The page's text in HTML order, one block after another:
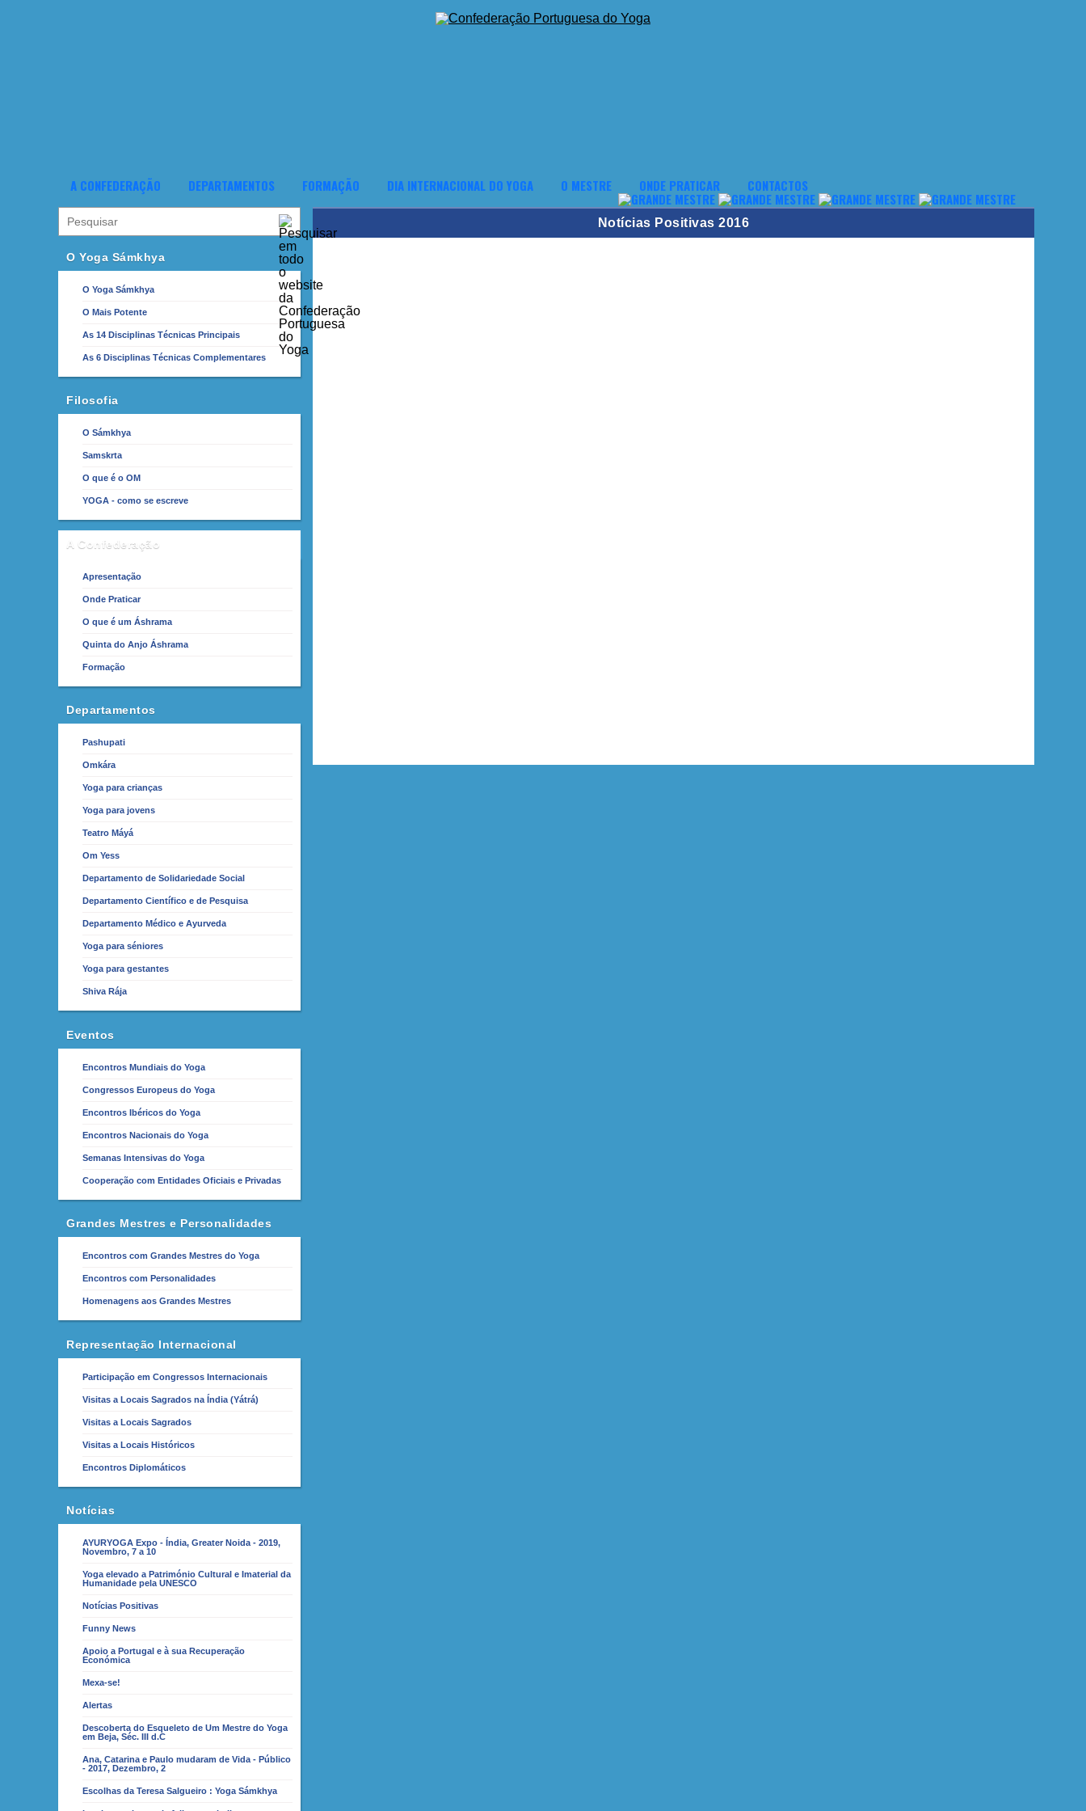
A CONFEDERAÇÃO DEPARTAMENTOS FORMAÇÃO DIA INTERNACIONAL DO YOGA O MESTRE ONDE PRATICAR CONTACTOS
O Yoga Sámkhya
O Yoga Sámkhya
O Mais Potente
As 14 Disciplinas Técnicas Principais
As 6 Disciplinas Técnicas Complementares
Filosofia
O Sámkhya
Samskrta
O que é o OM
YOGA - como se escreve
A Confederação
Apresentação
Onde Praticar
O que é um Áshrama
Quinta do Anjo Áshrama
Formação
Departamentos
Pashupati
Omkára
Yoga para crianças
Yoga para jovens
Teatro Máyá
Om Yess
Departamento de Solidariedade Social
Departamento Científico e de Pesquisa
Departamento Médico e Ayurveda
Yoga para séniores
Yoga para gestantes
Shiva Rája
Eventos
Encontros Mundiais do Yoga
Congressos Europeus do Yoga
Encontros Ibéricos do Yoga
Encontros Nacionais do Yoga
Semanas Intensivas do Yoga
Cooperação com Entidades Oficiais e Privadas
Grandes Mestres e Personalidades
Encontros com Grandes Mestres do Yoga
Encontros com Personalidades
Homenagens aos Grandes Mestres
Representação Internacional
Participação em Congressos Internacionais
Visitas a Locais Sagrados na Índia (Yátrá)
Visitas a Locais Sagrados
Visitas a Locais Históricos
Encontros Diplomáticos
Notícias
AYURYOGA Expo - Índia, Greater Noida - 2019,
Novembro, 7 a 10
Yoga elevado a Património Cultural e Imaterial da
Humanidade pela UNESCO
Notícias Positivas
Funny News
Apoio a Portugal e à sua Recuperação
Económica
Mexa-se!
Alertas
Descoberta do Esqueleto de Um Mestre do Yoga
em Beja, Séc. III d.C
Ana, Catarina e Paulo mudaram de Vida - Público
- 2017, Dezembro, 2
Escolhas da Teresa Salgueiro : Yoga Sámkhya
Notícias Positivas 2016